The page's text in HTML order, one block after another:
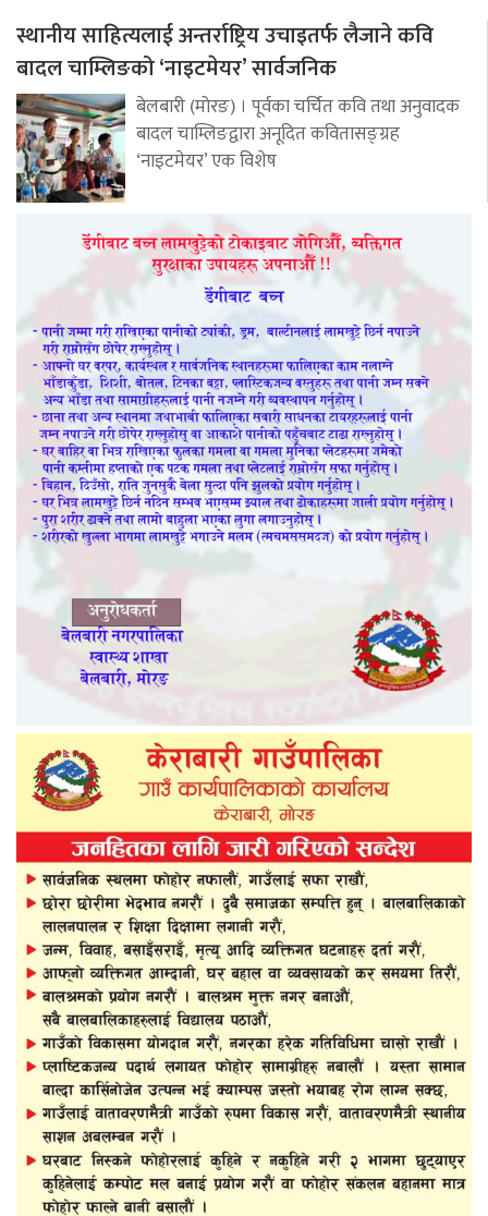
स्थानीय साहित्यलाई अन्तर्राष्ट्रिय उचाइतर्फ लैजाने कवि
बादल चाम्लिङको ‘नाइटमेयर’ सार्वजनिक
बेलबारी (मोरङ) । पूर्वका चर्चित कवि तथा अनुवादक
बादल चाम्लिङद्वारा अनूदित कवितासङ्ग्रह
‘नाइटमेयर’ एक विशेष